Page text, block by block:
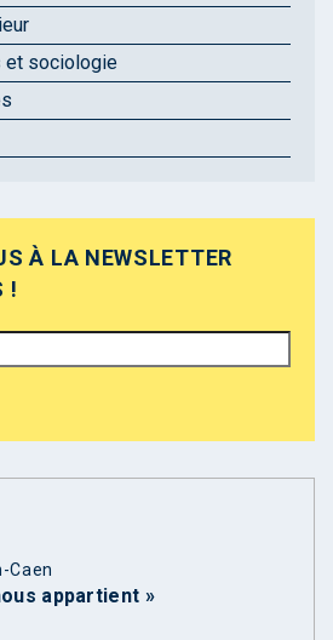
et sociologie
À LA NEWSLETTER
!
Caen
appartient »